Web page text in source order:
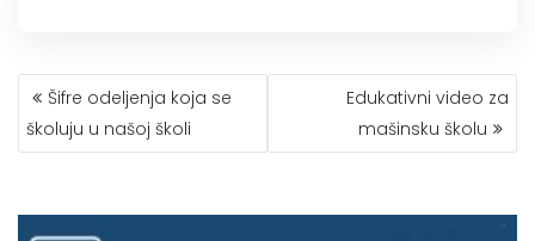
КРЕТАЊЕ
ЧЛАНКА
Šifre odeljenja koja se
školuju u našoj školi
Edukativni video za
mašinsku školu